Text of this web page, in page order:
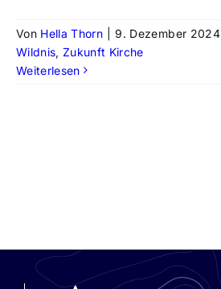
Von Hella Thorn 9. Dezember 2024
Wildnis,Zukunft Kirche
Weiterlesen